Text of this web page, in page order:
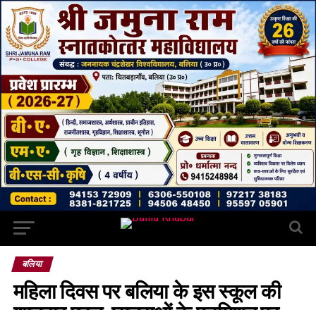
बलिया
महिला दिवस पर बलिया के इस स्कूल की